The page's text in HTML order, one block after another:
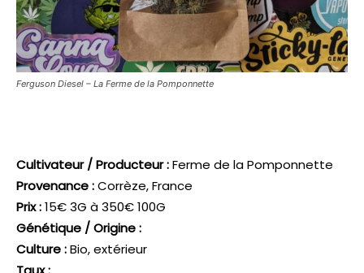
Ferguson Diesel – La Ferme de la Pomponnette
Cultivateur / Producteur :Ferme de la Pomponnette
Provenance :Corrèze, France
Prix :15€ 3G à 350€ 100G
Génétique / Origine :
Culture :Bio, extérieur